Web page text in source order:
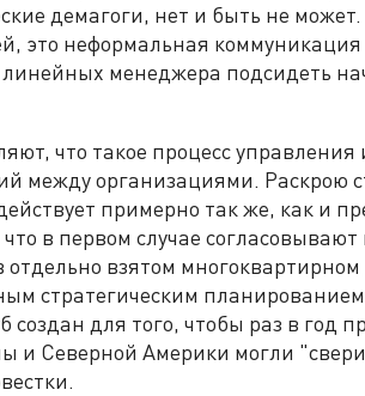
демагоги, нет и быть не
это неформальная
менеджера подсидеть
что такое процесс управления
между организациями. Раскрою
примерно так же, как и
в первом случае
взятом
стратегическим
создан для того, чтобы раз в год
и Северной Америки могли